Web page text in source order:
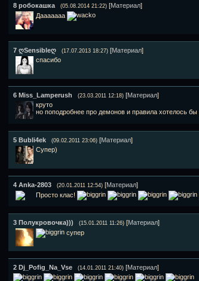
8 робокашка (05.08.2014 21:22) [Материал]
Дааааааа
7 ღSensibleღ (17.07.2013 18:27) [Материал]
спасибо
6 Miss_Lamperush (23.03.2011 12:18) [Материал]
круто
но поподробнее про демонов и правила хотелось бы
5 Bubli4ek (09.02.2011 23:06) [Материал]
Супер)
4 Anka-2803 (20.01.2011 12:54) [Материал]
Просто клас!
3 Полукровочка))) (15.01.2011 11:26) [Материал]
супер
2 Dj_Pofig_Na_Vse (14.01.2011 21:40) [Материал]